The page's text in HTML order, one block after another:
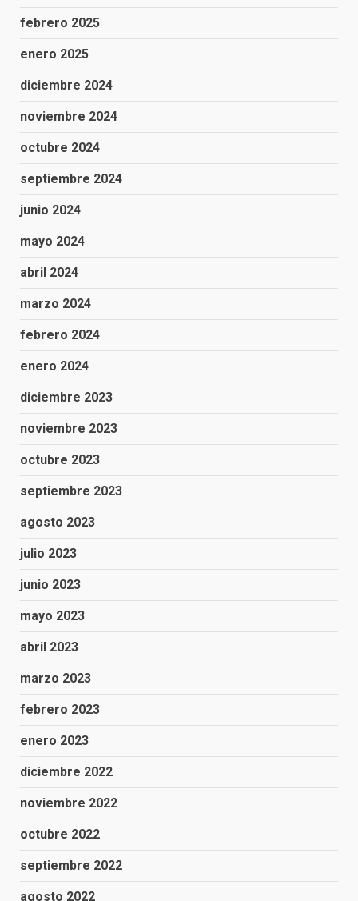
febrero 2025
enero 2025
diciembre 2024
noviembre 2024
octubre 2024
septiembre 2024
junio 2024
mayo 2024
abril 2024
marzo 2024
febrero 2024
enero 2024
diciembre 2023
noviembre 2023
octubre 2023
septiembre 2023
agosto 2023
julio 2023
junio 2023
mayo 2023
abril 2023
marzo 2023
febrero 2023
enero 2023
diciembre 2022
noviembre 2022
octubre 2022
septiembre 2022
agosto 2022